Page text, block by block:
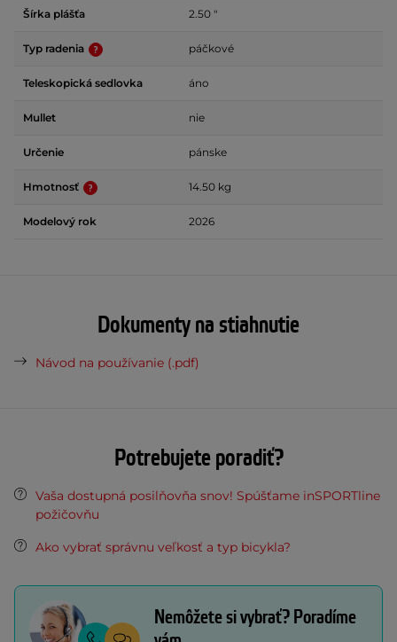
Šírka plášťa 2.50 "
Typ radenia páčkové
Teleskopická sedlovka áno
Mullet nie
Určenie pánske
Hmotnosť 14.50 kg
Modelový rok 2026
Dokumenty na stiahnutie
Návod na používanie (.pdf)
Potrebujete poradiť?
Vaša dostupná posilňovňa snov! Spúšťame inSPORTline
požičovňu
Ako vybrať správnu veľkosť a typ bicykla?
Nemôžete si vybrať? Poradíme